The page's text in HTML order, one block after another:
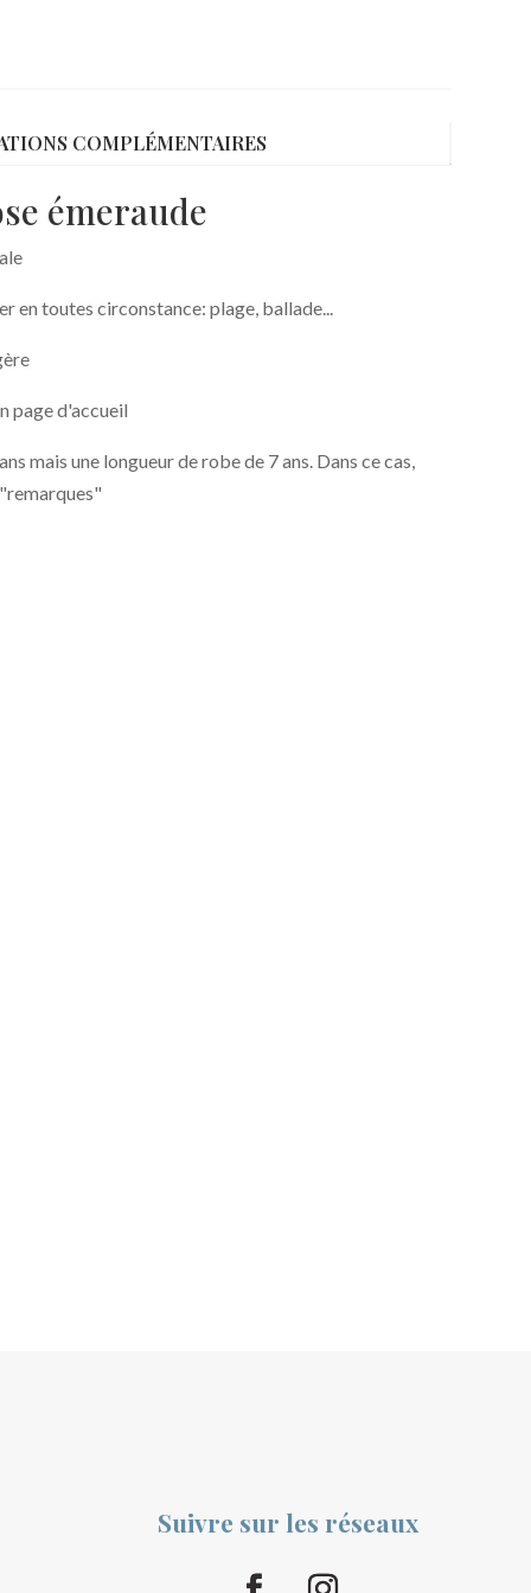
COMPLÉMENTAIRES
émeraude
en toutes circonstance: plage, ballade...
page d'accueil
mais une longueur de robe de 7 ans. Dans ce cas,
Suivre sur les réseaux